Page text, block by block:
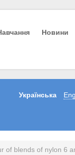
Новини
Українська
of blends of nylon 6